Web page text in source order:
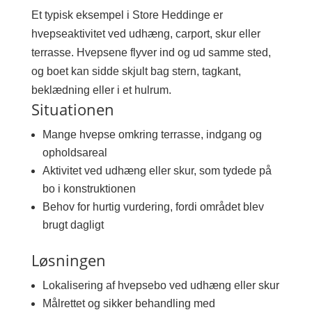
Et typisk eksempel i Store Heddinge er
hvepseaktivitet ved udhæng, carport, skur eller
terrasse. Hvepsene flyver ind og ud samme sted,
og boet kan sidde skjult bag stern, tagkant,
beklædning eller i et hulrum.
Situationen
Mange hvepse omkring terrasse, indgang og
opholdsareal
Aktivitet ved udhæng eller skur, som tydede på
bo i konstruktionen
Behov for hurtig vurdering, fordi området blev
brugt dagligt
Løsningen
Lokalisering af hvepsebo ved udhæng eller skur
Målrettet og sikker behandling med